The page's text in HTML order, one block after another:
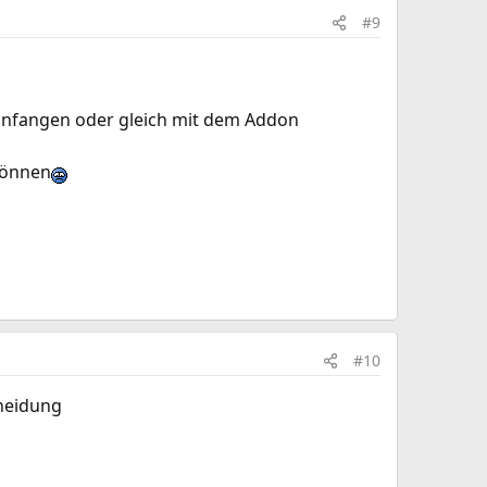
#9
oder gleich mit dem Addon
#10